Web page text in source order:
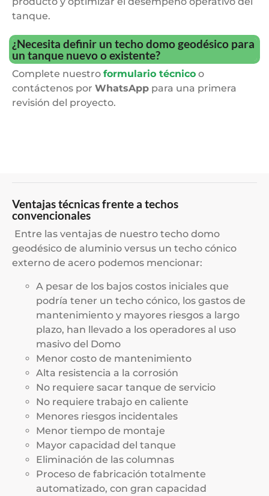
tanque.
¿Necesita definir un techo domo geodésico para
un tanque nuevo o existente?
Complete nuestro formulario técnico o
contáctenos por WhatsApp para una primera
revisión del proyecto.
Ventajas técnicas frente a techos
convencionales
Entre las ventajas de nuestro techo domo
geodésico de aluminio versus un techo cónico
externo de acero podemos mencionar:
A pesar de los bajos costos iniciales que
podría tener un techo cónico, los gastos de
mantenimiento y mayores riesgos a largo
plazo, han llevado a los operadores al uso
masivo del Domo
Menor costo de mantenimiento
Alta resistencia a la corrosión
No requiere sacar tanque de servicio
No requiere trabajo en caliente
Menores riesgos incidentales
Menor tiempo de montaje
Mayor capacidad del tanque
Eliminación de las columnas
Proceso de fabricación totalmente
automatizado, con gran capacidad